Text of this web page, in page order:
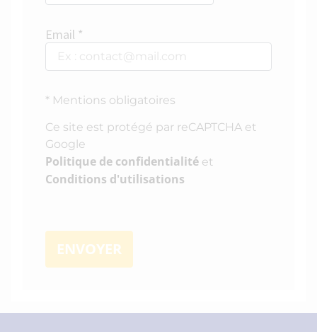
Email *
* Mentions obligatoires
Ce site est protégé par reCAPTCHA et
Google
Politique de confidentialité et
Conditions d'utilisations
ENVOYER